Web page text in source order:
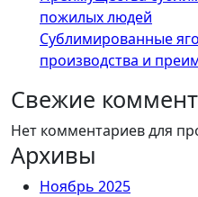
пожилых людей
Сублимированные
производства и
Свежие
Нет комментариев для
Архивы
Ноябрь 2025